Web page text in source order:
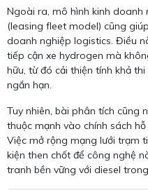
Ngoài ra, mô hình kinh doanh
(leasing fleet model) cũng
doanh nghiệp logistics. Điều
tiếp cận xe hydrogen mà
hữu, từ đó cải thiện tính khả
ngắn hạn.
Tuy nhiên, bài phân tích cũng
thuộc mạnh vào chính sách
Việc mở rộng mạng lưới trạm
kiện then chốt để công nghệ
tranh bền vững với diesel